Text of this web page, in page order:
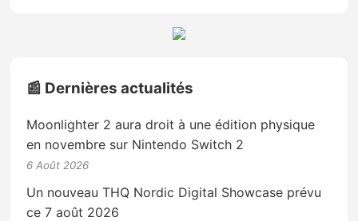
📰 Dernières actualités
Moonlighter 2 aura droit à une édition physique
en novembre sur Nintendo Switch 2
6 Août 2026
Un nouveau THQ Nordic Digital Showcase prévu
ce 7 août 2026